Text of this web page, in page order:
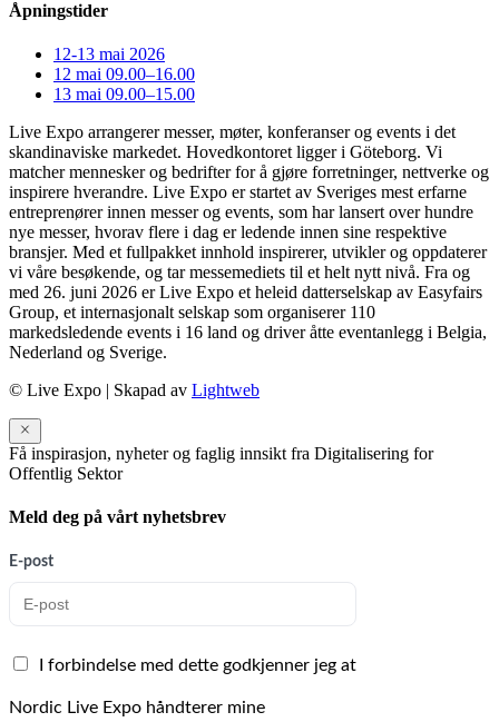
Åpningstider
12-13 mai 2026
12 mai 09.00–16.00
13 mai 09.00–15.00
Live Expo arrangerer messer, møter, konferanser og events i det
skandinaviske markedet. Hovedkontoret ligger i Göteborg. Vi
matcher mennesker og bedrifter for å gjøre forretninger, nettverke og
inspirere hverandre. Live Expo er startet av Sveriges mest erfarne
entreprenører innen messer og events, som har lansert over hundre
nye messer, hvorav flere i dag er ledende innen sine respektive
bransjer. Med et fullpakket innhold inspirerer, utvikler og oppdaterer
vi våre besøkende, og tar messemediets til et helt nytt nivå. Fra og
med 26. juni 2026 er Live Expo et heleid datterselskap av Easyfairs
Group, et internasjonalt selskap som organiserer 110
markedsledende events i 16 land og driver åtte eventanlegg i Belgia,
Nederland og Sverige.
© Live Expo | Skapad av Lightweb
Få inspirasjon, nyheter og faglig innsikt fra Digitalisering for
Offentlig Sektor
Meld deg på vårt nyhetsbrev
E-post
I forbindelse med dette godkjenner jeg at
Nordic Live Expo håndterer mine